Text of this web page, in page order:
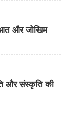
और जोखिम
और संस्कृति की